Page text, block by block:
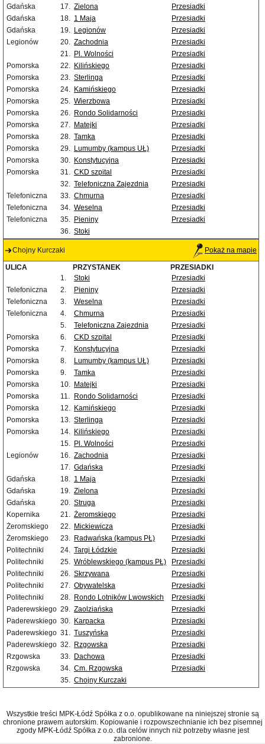
Gdańska
17. Zielona
Przesiadki
Gdańska
18. 1 Maja
Przesiadki
Gdańska
19. Legionów
Przesiadki
Legionów
20. Zachodnia
Przesiadki
21. Pl. Wolności
Przesiadki
Pomorska
22. Kilińskiego
Przesiadki
Pomorska
23. Sterlinga
Przesiadki
Pomorska
24. Kamińskiego
Przesiadki
Pomorska
25. Wierzbowa
Przesiadki
Pomorska
26. Rondo Solidarności
Przesiadki
Pomorska
27. Matejki
Przesiadki
Pomorska
28. Tamka
Przesiadki
Pomorska
29. Lumumby (kampus UŁ)
Przesiadki
Pomorska
30. Konstytucyjna
Przesiadki
Pomorska
31. CKD szpital
Przesiadki
32. Telefoniczna Zajezdnia
Przesiadki
Telefoniczna
33. Chmurna
Przesiadki
Telefoniczna
34. Weselna
Przesiadki
Telefoniczna
35. Pieniny
Przesiadki
36. Stoki
Chojny Kurczaki Pokaż na mapie
ULICA PRZYSTANEK
PRZESIADKI
1.
Stoki
Przesiadki
Telefoniczna
2. Pieniny
Przesiadki
Telefoniczna
3. Weselna
Przesiadki
Telefoniczna
4. Chmurna
Przesiadki
5.
Telefoniczna Zajezdnia
Przesiadki
Pomorska
6. CKD szpital
Przesiadki
Pomorska
7. Konstytucyjna
Przesiadki
Pomorska
8. Lumumby (kampus UŁ)
Przesiadki
Pomorska
9. Tamka
Przesiadki
Pomorska
10. Matejki
Przesiadki
Pomorska
11. Rondo Solidarności
Przesiadki
Pomorska
12. Kamińskiego
Przesiadki
Pomorska
13. Sterlinga
Przesiadki
Pomorska
14. Kilińskiego
Przesiadki
15. Pl. Wolności
Przesiadki
Legionów
16. Zachodnia
Przesiadki
17. Gdańska
Przesiadki
Gdańska
18. 1 Maja
Przesiadki
Gdańska
19. Zielona
Przesiadki
Gdańska
20. Struga
Przesiadki
Kopernika
21. Żeromskiego
Przesiadki
Żeromskiego
22. Mickiewicza
Przesiadki
Żeromskiego
23. Radwańska (kampus PŁ)
Przesiadki
Politechniki
24. Targi Łódzkie
Przesiadki
Politechniki
25. Wróblewskiego (kampus PŁ)
Przesiadki
Politechniki
26. Skrzywana
Przesiadki
Politechniki
27. Obywatelska
Przesiadki
Politechniki
28. Rondo Lotników Lwowskich
Przesiadki
Paderewskiego 29. Zaolziańska
Przesiadki
Paderewskiego 30. Karpacka
Przesiadki
Paderewskiego 31. Tuszyńska
Przesiadki
Paderewskiego 32. Rzgowska
Przesiadki
Rzgowska
33. Dachowa
Przesiadki
Rzgowska
34. Cm. Rzgowska
Przesiadki
35. Chojny Kurczaki
Wszystkie treści MPK-Łódź Spółka z o.o. opublikowane na niniejszej stronie są
chronione prawem autorskim. Kopiowanie i rozpowszechnianie ich bez pisemnej
zgody MPK-Łódź Spółka z o.o. dla celów innych niż potrzeby własne jest
zabronione.